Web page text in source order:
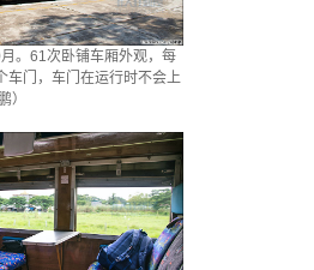
。61次卧铺车厢外观，每
车门，车门在运行时不会上
）